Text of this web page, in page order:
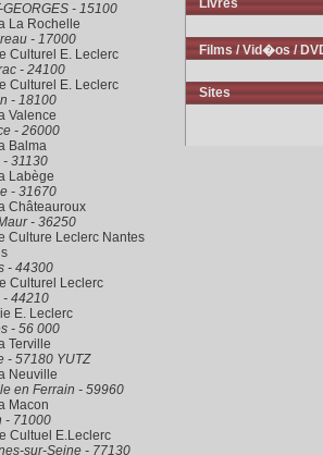
Livres
Films / Vid�os /
Sites
GEORGES - 15100
La Rochelle
- 17000
Culturel E. Leclerc
- 24100
Culturel E. Leclerc
- 18100
Valence
- 26000
Balma
- 31130
Labège
- 31670
Châteauroux
- 36250
Culture Leclerc Nantes
- 44300
Culturel Leclerc
- 44210
E. Leclerc
- 56 000
Terville
- 57180 YUTZ
Neuville
en Ferrain - 59960
Macon
- 71000
Cultuel E.Leclerc
sur-Seine - 77130